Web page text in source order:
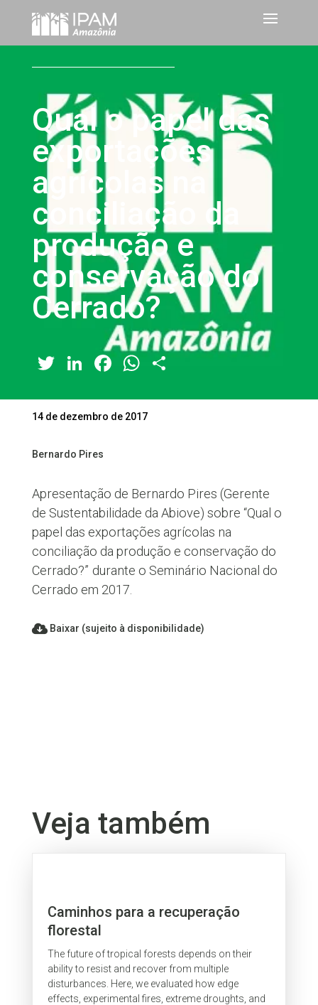
Qual o papel das
exportações
agrícolas na
conciliação da
produção e
conservação do
Cerrado?
Twitter
LinkedIn
Facebook
WhatsApp
14 de dezembro de 2017
Bernardo Pires
Apresentação de Bernardo Pires (Gerente
de Sustentabilidade da Abiove) sobre “Qual o
papel das exportações agrícolas na
conciliação da produção e conservação do
Cerrado?” durante o Seminário Nacional do
Cerrado em 2017.
Baixar (sujeito à disponibilidade)
Veja também
Caminhos para a recuperação
florestal
The future of tropical forests depends on their
ability to resist and recover from multiple
disturbances. Here, we evaluated how edge
effects, experimental fires, extreme droughts, and